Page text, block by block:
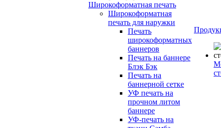
Широкоформатная печать
Широкоформатная
печать для наружки
Печать
широкоформатных
баннеров
Печать на баннере
Блэк Бэк
Печать на
баннерной сетке
УФ печать на
прочном литом
баннере
УФ-печать на